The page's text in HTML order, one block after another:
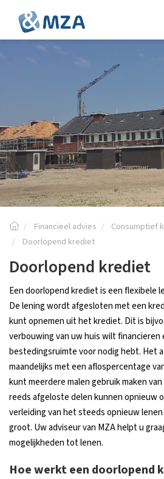
Financieel advies
Consumptief
Doorlopend krediet
Doorlopend krediet
Een doorlopend krediet is een flexibele
De lening wordt afgesloten met een
kunt opnemen uit het krediet. Dit is
verbouwing van uw huis wilt financieren
bestedingsruimte voor nodig hebt. Het
maandelijks met een aflospercentage
kunt meerdere malen gebruik maken
reeds afgeloste delen kunnen opnieuw
verleiding van het steeds opnieuw
groot. Uw adviseur van MZA helpt u
mogelijkheden tot lenen.
Hoe werkt een doorlopend